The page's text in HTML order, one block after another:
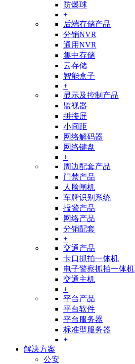
防爆球
+
后端存储产品
分销NVR
通用NVR
集中存储
云存储
智能盒子
+
显示及控制产品
监视器
拼接屏
小间距
网络解码器
网络键盘
+
周边配套产品
门禁产品
人脸闸机
车牌识别系统
报警产品
网络产品
分销配套
+
交通产品
卡口抓拍一体机
电子警察抓拍一体机
交通主机
+
平台产品
平台软件
平台服务器
标准型服务器
+
解决方案
公安